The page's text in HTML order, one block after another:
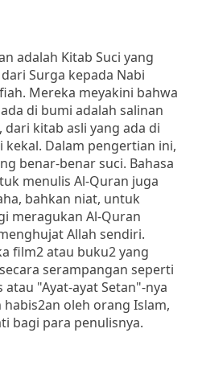
adalah Kitab Suci yang
Surga kepada Nabi
Mereka meyakini bahwa
di bumi adalah salinan
kitab asli yang ada di
kekal. Dalam pengertian ini,
benar-benar suci. Bahasa
menulis Al-Quran juga
bahkan niat, untuk
meragukan Al-Quran
Allah sendiri.
film2 atau buku2 yang
serampangan seperti
"Ayat-ayat Setan"-nya
oleh orang Islam,
bagi para penulisnya.